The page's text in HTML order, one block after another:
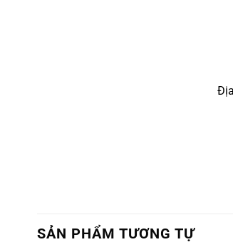
SẢN PHẨM TƯƠNG TỰ